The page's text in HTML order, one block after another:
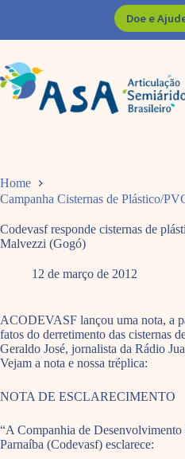
Doe e
Home
Campanha Cisternas de Plástico/
Codevasf responde cisternas de
Malvezzi (Gogó)
12 de março de 2012
ACODEVASF lançou uma nota, a
fatos do derretimento das cisternas
Geraldo José, jornalista da Rádio
Vejam a nota e nossa tréplica:
NOTA DE ESCLARECIMENTO
“A Companhia de
Parnaíba (Codevasf) esclarece: